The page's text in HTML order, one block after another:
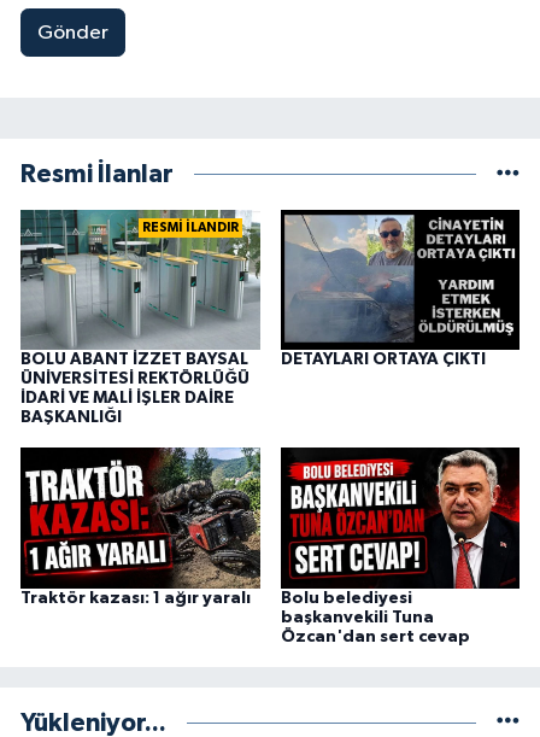
Gönder
Resmi İlanlar
RESMİ İLANDIR
BOLU ABANT İZZET BAYSAL
ÜNİVERSİTESİ REKTÖRLÜĞÜ
İDARİ VE MALİ İŞLER DAİRE
BAŞKANLIĞI
DETAYLARI ORTAYA ÇIKTI
Traktör kazası: 1 ağır yaralı
Bolu belediyesi
başkanvekili Tuna
Özcan'dan sert cevap
Yükleniyor...